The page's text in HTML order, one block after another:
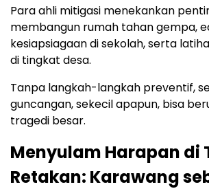
Para ahli mitigasi menekankan
membangun rumah tahan gempa,
kesiapsiagaan di sekolah, serta
di tingkat desa.
Tanpa langkah-langkah preventif,
guncangan, sekecil apapun, bisa
tragedi besar.
Menyulam Harapan di
Retakan: Karawang